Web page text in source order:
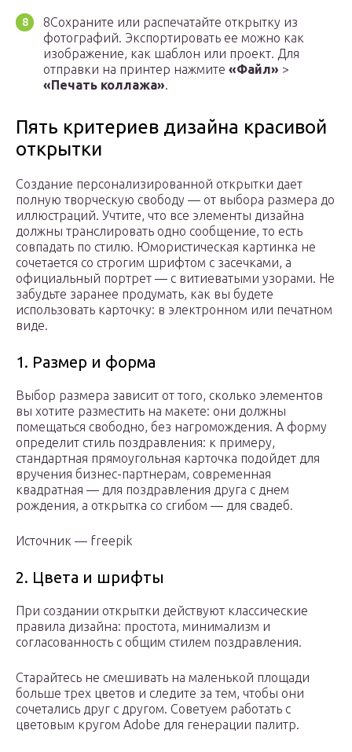
8Сохраните или распечатайте открытку из
фотографий. Экспортировать ее можно как
изображение, как шаблон или проект. Для
отправки на принтер нажмите «Файл» >
«Печать коллажа».
Пять критериев дизайна красивой
открытки
Создание персонализированной открытки дает
полную творческую свободу — от выбора размера до
иллюстраций. Учтите, что все элементы дизайна
должны транслировать одно сообщение, то есть
совпадать по стилю. Юмористическая картинка не
сочетается со строгим шрифтом с засечками, а
официальный портрет — с витиеватыми узорами. Не
забудьте заранее продумать, как вы будете
использовать карточку: в электронном или печатном
виде.
1. Размер и форма
Выбор размера зависит от того, сколько элементов
вы хотите разместить на макете: они должны
помещаться свободно, без нагромождения. А форму
определит стиль поздравления: к примеру,
стандартная прямоугольная карточка подойдет для
вручения бизнес-партнерам, современная
квадратная — для поздравления друга с днем
рождения, а открытка со сгибом — для свадеб.
Источник — freepik
2. Цвета и шрифты
При создании открытки действуют классические
правила дизайна: простота, минимализм и
согласованность с общим стилем поздравления.
Старайтесь не смешивать на маленькой площади
больше трех цветов и следите за тем, чтобы они
сочетались друг с другом. Советуем работать с
цветовым кругом Adobe для генерации палитр.